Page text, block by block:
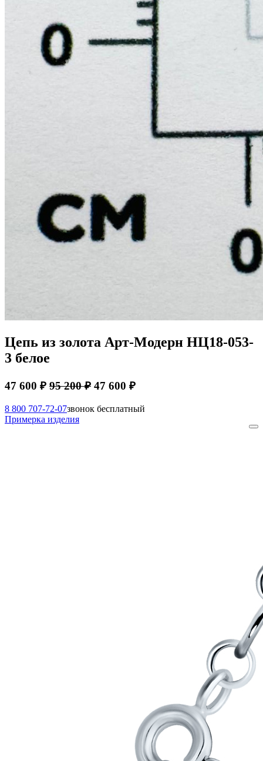
Цепь из золота Арт-Модерн НЦ18-053-
3 белое
47 600 ₽ 95 200 ₽ 47 600 ₽
8 800 707-72-07звонок бесплатный
Примерка изделия